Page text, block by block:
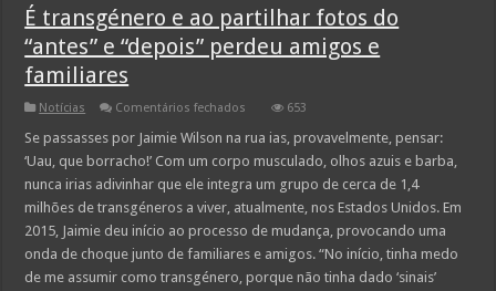
É transgénero e ao partilhar fotos do
“antes” e “depois” perdeu amigos e
familiares
Notícias Comentários fechados
transgénero
ao
partilhar
fotos
do
“antes”
e
“depois”
amigos
653
Se passasses por Jaimie Wilson na rua ias, provavelmente, pensar:
‘Uau, que borracho!’ Com um corpo musculado, olhos azuis e barba,
nunca irias adivinhar que ele integra um grupo de cerca de 1,4
milhões de transgéneros a viver, atualmente, nos Estados Unidos. Em
2015, Jaimie deu início ao processo de mudança, provocando uma
onda de choque junto de familiares e amigos. “No início, tinha medo
de me assumir como transgénero, porque não tinha dado ‘sinais’